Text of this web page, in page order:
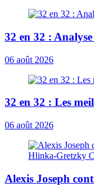
32 en 32 :
06 août 2026
32 en 32 : Les
06 août 2026
Alexis Joseph